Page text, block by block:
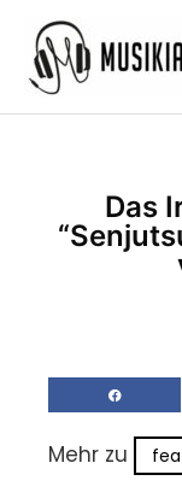
Inhalt
springen
Das
Mehr zu